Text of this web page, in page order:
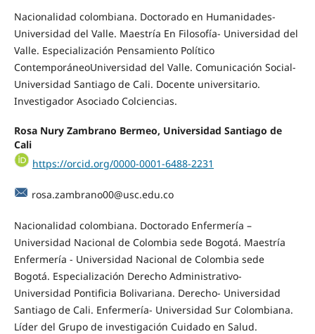
Nacionalidad colombiana. Doctorado en Humanidades-
Universidad del Valle. Maestría En Filosofía- Universidad del
Valle. Especialización Pensamiento Político
ContemporáneoUniversidad del Valle. Comunicación Social-
Universidad Santiago de Cali. Docente universitario.
Investigador Asociado Colciencias.
Rosa Nury Zambrano Bermeo, Universidad Santiago de
Cali
https://orcid.org/0000-0001-6488-2231
rosa.zambrano00@usc.edu.co
Nacionalidad colombiana. Doctorado Enfermería –
Universidad Nacional de Colombia sede Bogotá. Maestría
Enfermería - Universidad Nacional de Colombia sede
Bogotá. Especialización Derecho Administrativo-
Universidad Pontificia Bolivariana. Derecho- Universidad
Santiago de Cali. Enfermería- Universidad Sur Colombiana.
Líder del Grupo de investigación Cuidado en Salud.